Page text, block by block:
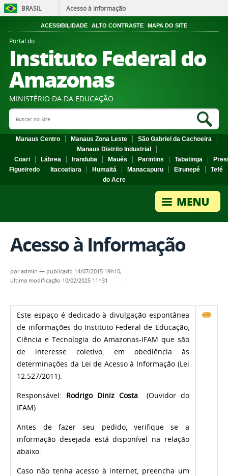
BRASIL Acesso à informação
ACESSIBILIDADE ALTO CONTRASTE MAPA DO SITE
Portal do
Instituto Federal do
Amazonas
MINISTÉRIO DA DA EDUCAÇÃO
Search Site
Manaus Centro Manaus Zona Leste
São Gabriel da Cachoeira
Manaus Distrito Industrial
Coari
Lábrea Iranduba Maués Parintins Tabatinga
Figueiredo
Itacoatiara Humaitá Manacapuru Eirunepé
Tefé
do Acre
Acesso à Informação
poradmin — publicado 14/07/2015 19h10,
última modificação 10/02/2025 11h31
Este espaço é dedicado à divulgação espontânea
de informações do Instituto Federal de Educação,
Ciência e Tecnologia do Amazonas-IFAM que são
de interesse coletivo, em obediência às
determinações da Lei de Acesso à Informação (Lei
12.527/2011).
Responsável: Rodrigo Diniz Costa(Ouvidor do
IFAM)
Antes de fazer seu pedido, verifique se a
informação desejada está disponível na relação
abaixo.
Caso não tenha acesso à internet, preencha um